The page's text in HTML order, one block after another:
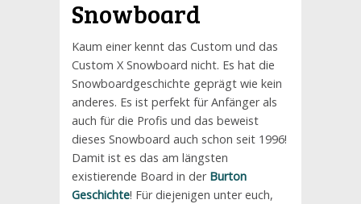
Snowboard
Kaum einer kennt das Custom und das
Custom X Snowboard nicht. Es hat die
Snowboardgeschichte geprägt wie kein
anderes. Es ist perfekt für Anfänger als
auch für die Profis und das beweist
dieses Snowboard auch schon seit 1996!
Damit ist es das am längsten
existierende Board in der Burton
Geschichte! Für diejenigen unter euch,